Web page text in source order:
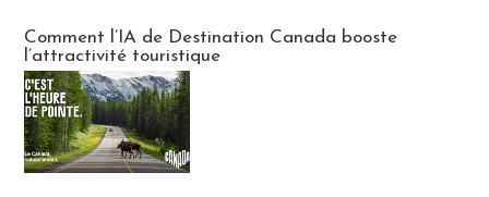
Comment l’IA de Destination Canada booste
l’attractivité touristique